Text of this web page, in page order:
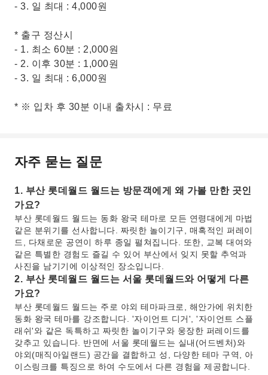
- 3. 일 최대 : 4,000원
* 출구 정산시
- 1. 최소 60분 : 2,000원
- 2. 이후 30분 : 1,000원
- 3. 일 최대 : 6,000원
* ※ 입차 후 30분 이내 출차시 : 무료
자주 묻는 질문
1. 부산 롯데월드 월드는 방문객에게 왜 가볼 만한 곳인
가요?
부산 롯데월드 월드는 동화 왕국 테마로 모든 연령대에게 마법
같은 분위기를 선사합니다. 짜릿한 놀이기구, 매혹적인 퍼레이
드, 다채로운 공연이 하루 종일 펼쳐집니다. 또한, 교복 대여와
같은 특별한 경험도 즐길 수 있어 부산에서 잊지 못할 추억과
사진을 남기기에 이상적인 장소입니다.
2. 부산 롯데월드 월드는 서울 롯데월드와 어떻게 다른
가요?
부산 롯데월드 월드는 주로 야외 테마파크로, 해안가에 위치한
동화 왕국 테마를 강조합니다. '자이언트 디거', '자이언트 스플
래쉬'와 같은 독특하고 짜릿한 놀이기구와 웅장한 퍼레이드를
갖추고 있습니다. 반면에 서울 롯데월드는 실내(어드벤처)와
야외(매직아일랜드) 공간을 결합하고 성, 다양한 테마 구역, 아
이스링크를 특징으로 하여 수도에서 다른 경험을 제공합니다.